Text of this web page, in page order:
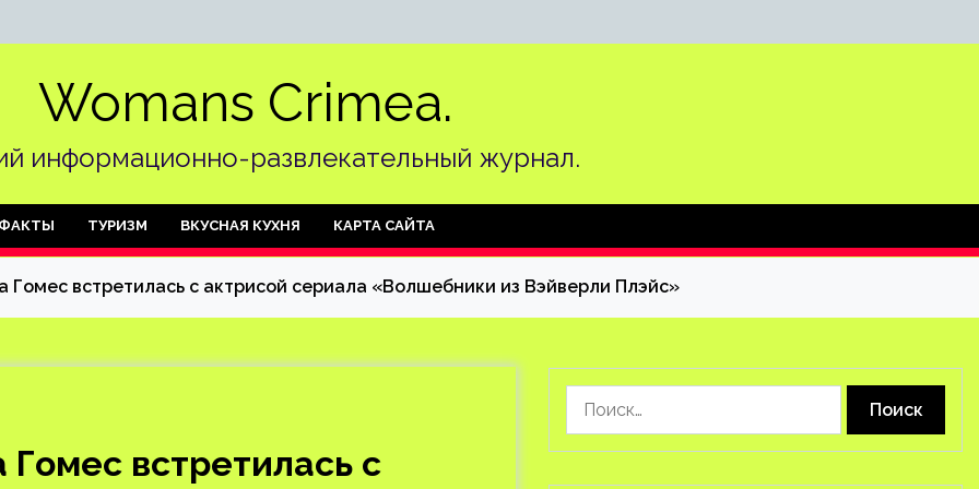
Womans Crimea.
информационно-развлекательный журнал.
ФАКТЫ ТУРИЗМ ВКУСНАЯ КУХНЯ КАРТА САЙТА
Гомес встретилась с актрисой сериала «Волшебники из Вэйверли Плэйс»
встретилась с